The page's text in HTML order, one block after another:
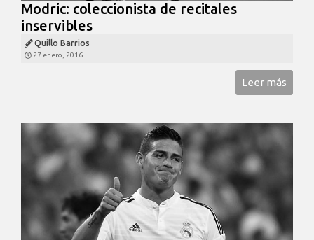
Modric: coleccionista de recitales
inservibles
Quillo Barrios
27 enero, 2016
Leer más